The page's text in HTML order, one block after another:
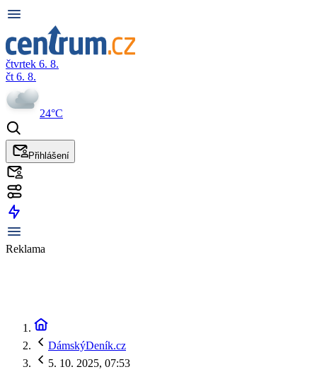
čtvrtek 6. 8.
čt 6. 8.
24°C
Přihlášení
Reklama
DámskýDeník.cz
5. 10. 2025, 07:53